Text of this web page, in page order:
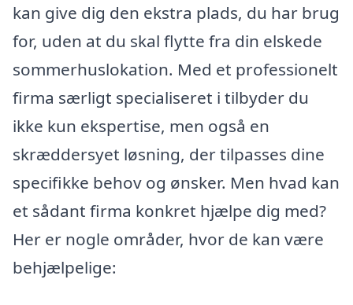
kan give dig den ekstra plads, du har brug
for, uden at du skal flytte fra din elskede
sommerhuslokation. Med et professionelt
firma særligt specialiseret i tilbyder du
ikke kun ekspertise, men også en
skræddersyet løsning, der tilpasses dine
specifikke behov og ønsker. Men hvad kan
et sådant firma konkret hjælpe dig med?
Her er nogle områder, hvor de kan være
behjælpelige: